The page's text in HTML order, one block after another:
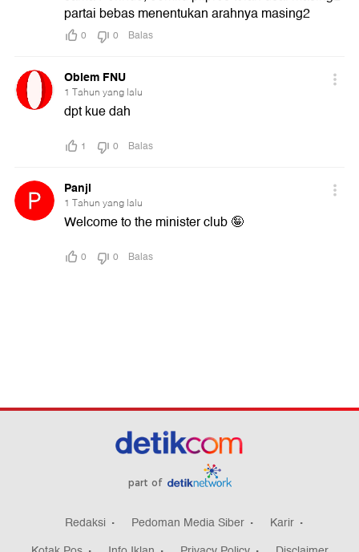
part of
Redaksi Pedoman Media Siber
Karir